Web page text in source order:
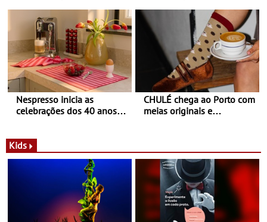
Balance
Nespresso inicia as
celebrações dos 40 anos
Novas - Edição limitada
Nespresso x Torres Novas
CHULÉ chega ao Porto com
meias originais e
Shopping
Kids